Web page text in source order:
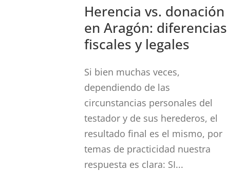
Herencia vs. donación
en Aragón: diferencias
fiscales y legales
Si bien muchas veces,
dependiendo de las
circunstancias personales del
testador y de sus herederos, el
resultado final es el mismo, por
temas de practicidad nuestra
respuesta es clara: SI...